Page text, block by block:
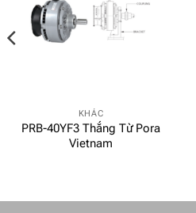
KHÁC
PRB-40YF3 Thắng Từ Pora
Vietnam